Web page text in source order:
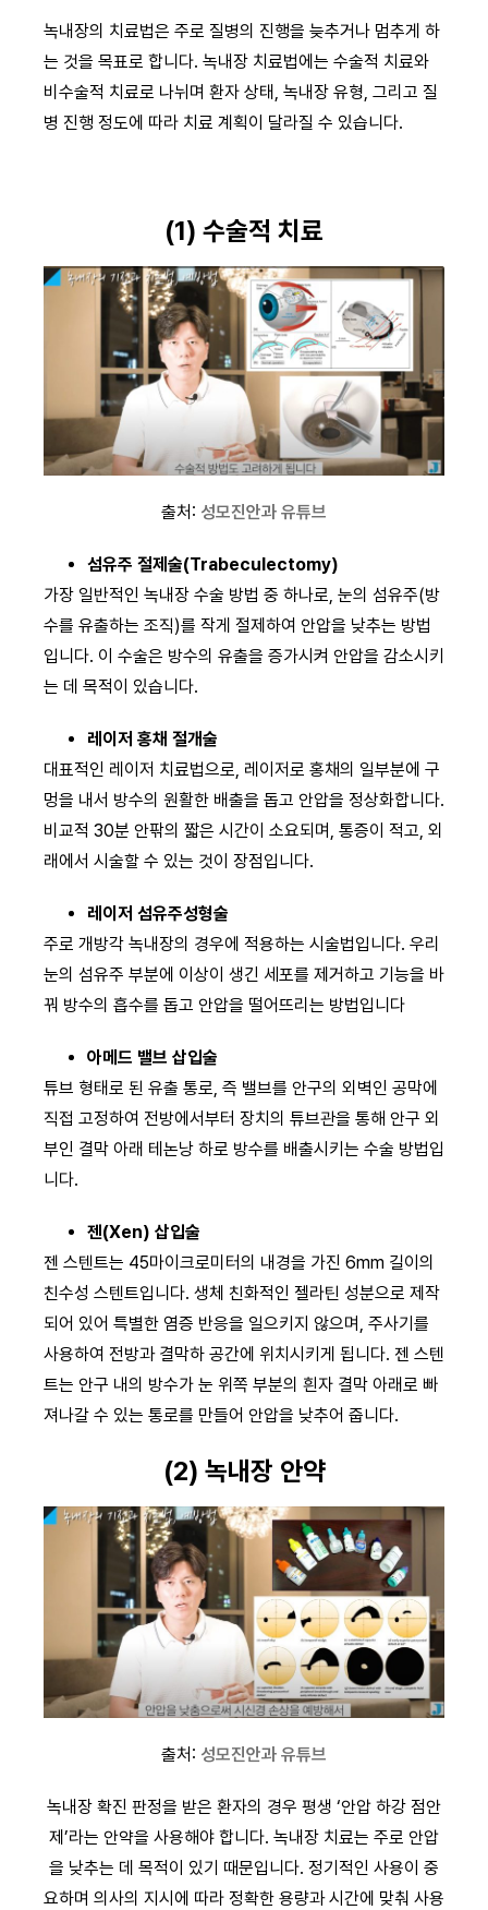
녹내장의 치료법은 주로 질병의 진행을 늦추거나 멈추게 하
는 것을 목표로 합니다. 녹내장 치료법에는 수술적 치료와
비수술적 치료로 나뉘며 환자 상태, 녹내장 유형, 그리고 질
병 진행 정도에 따라 치료 계획이 달라질 수 있습니다.
(1) 수술적 치료
출처: 성모진안과 유튜브
섬유주 절제술(Trabeculectomy)
가장 일반적인 녹내장 수술 방법 중 하나로, 눈의 섬유주(방
수를 유출하는 조직)를 작게 절제하여 안압을 낮추는 방법
입니다. 이 수술은 방수의 유출을 증가시켜 안압을 감소시키
는 데 목적이 있습니다.
레이저 홍채 절개술
대표적인 레이저 치료법으로, 레이저로 홍채의 일부분에 구
멍을 내서 방수의 원활한 배출을 돕고 안압을 정상화합니다.
비교적 30분 안팎의 짧은 시간이 소요되며, 통증이 적고, 외
래에서 시술할 수 있는 것이 장점입니다.
레이저 섬유주성형술
주로 개방각 녹내장의 경우에 적용하는 시술법입니다. 우리
눈의 섬유주 부분에 이상이 생긴 세포를 제거하고 기능을 바
꿔 방수의 흡수를 돕고 안압을 떨어뜨리는 방법입니다
아메드 밸브 삽입술
튜브 형태로 된 유출 통로, 즉 밸브를 안구의 외벽인 공막에
직접 고정하여 전방에서부터 장치의 튜브관을 통해 안구 외
부인 결막 아래 테논낭 하로 방수를 배출시키는 수술 방법입
니다.
젠(Xen) 삽입술
젠 스텐트는 45마이크로미터의 내경을 가진 6mm 길이의
친수성 스텐트입니다. 생체 친화적인 젤라틴 성분으로 제작
되어 있어 특별한 염증 반응을 일으키지 않으며, 주사기를
사용하여 전방과 결막하 공간에 위치시키게 됩니다. 젠 스텐
트는 안구 내의 방수가 눈 위쪽 부분의 흰자 결막 아래로 빠
져나갈 수 있는 통로를 만들어 안압을 낮추어 줍니다.
(2) 녹내장 안약
출처: 성모진안과 유튜브
녹내장 확진 판정을 받은 환자의 경우 평생 ‘안압 하강 점안
제’라는 안약을 사용해야 합니다. 녹내장 치료는 주로 안압
을 낮추는 데 목적이 있기 때문입니다. 정기적인 사용이 중
요하며 의사의 지시에 따라 정확한 용량과 시간에 맞춰 사용